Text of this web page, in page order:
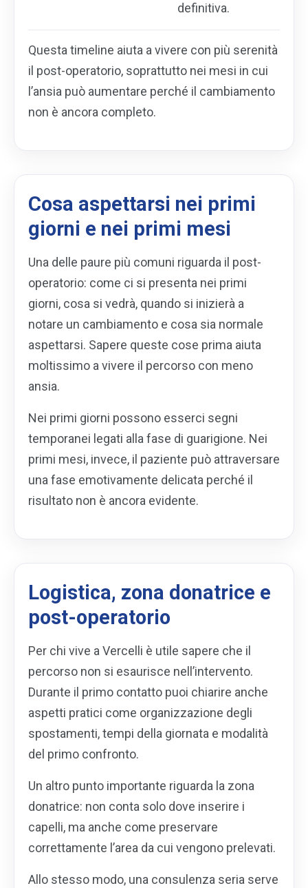
definitiva.
Questa timeline aiuta a vivere con più serenità
il post-operatorio, soprattutto nei mesi in cui
l’ansia può aumentare perché il cambiamento
non è ancora completo.
Cosa aspettarsi nei primi
giorni e nei primi mesi
Una delle paure più comuni riguarda il post-
operatorio: come ci si presenta nei primi
giorni, cosa si vedrà, quando si inizierà a
notare un cambiamento e cosa sia normale
aspettarsi. Sapere queste cose prima aiuta
moltissimo a vivere il percorso con meno
ansia.
Nei primi giorni possono esserci segni
temporanei legati alla fase di guarigione. Nei
primi mesi, invece, il paziente può attraversare
una fase emotivamente delicata perché il
risultato non è ancora evidente.
Logistica, zona donatrice e
post-operatorio
Per chi vive a Vercelli è utile sapere che il
percorso non si esaurisce nell’intervento.
Durante il primo contatto puoi chiarire anche
aspetti pratici come organizzazione degli
spostamenti, tempi della giornata e modalità
del primo confronto.
Un altro punto importante riguarda la zona
donatrice: non conta solo dove inserire i
capelli, ma anche come preservare
correttamente l’area da cui vengono prelevati.
Allo stesso modo, una consulenza seria serve